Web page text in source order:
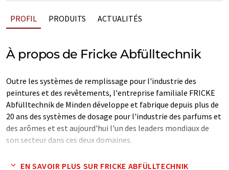
PROFIL PRODUITS ACTUALITÉS
À propos de Fricke Abfülltechnik
Outre les systèmes de remplissage pour l'industrie des
peintures et des revêtements, l'entreprise familiale FRICKE
Abfülltechnik de Minden développe et fabrique depuis plus de
20 ans des systèmes de dosage pour l'industrie des parfums et
des arômes et est aujourd'hui l'un des leaders mondiaux de
son secteur dans ces deux domaines.
Note: Cet article a été traduit à l'aide d'un système
EN SAVOIR PLUS SUR FRICKE ABFÜLLTECHNIK